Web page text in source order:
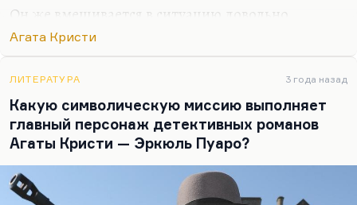
Он же вмешивается в ситуацию довольно
радикально почти всегда. Он же исправляет
расследования, как в «Убийстве в Восточном
экспрессе», иногда он наводит порядок своими
руками, как в «Занавесе». И не зря Агата Кристи
отложила публикацию этого романа, чтобы
прощальным был он: хватит терпеть, надо
действовать! Надо вмешиваться. Пуаро берет на
себя преступление. Вот здесь, в поле моральной
Агата Кристи
ЛИТЕРАТУРА 3 года назад
Какую символическую миссию выполняет
главный персонаж детективных романов
Агаты Кристи — Эркюль Пуаро?